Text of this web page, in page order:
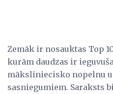
Zemāk ir nosauktas Top
kurām daudzas ir
māksliniecisko nopelnu
sasniegumiem. Saraksts